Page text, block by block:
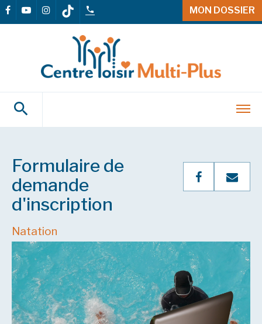
MON DOSSIER
Formulaire de
demande
d'inscription
Natation